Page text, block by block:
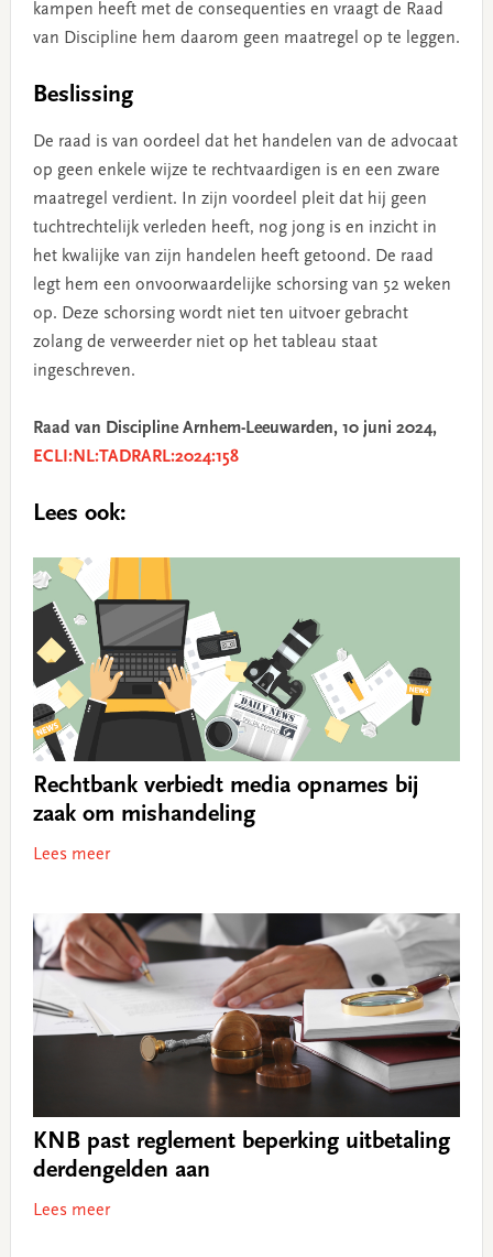
kampen heeft met de consequenties en vraagt de Raad
van Discipline hem daarom geen maatregel op te leggen.
Beslissing
De raad is van oordeel dat het handelen van de advocaat
op geen enkele wijze te rechtvaardigen is en een zware
maatregel verdient. In zijn voordeel pleit dat hij geen
tuchtrechtelijk verleden heeft, nog jong is en inzicht in
het kwalijke van zijn handelen heeft getoond. De raad
legt hem een onvoorwaardelijke schorsing van 52 weken
op. Deze schorsing wordt niet ten uitvoer gebracht
zolang de verweerder niet op het tableau staat
ingeschreven.
Raad van Discipline Arnhem-Leeuwarden, 10 juni 2024,
ECLI:NL:TADRARL:2024:158
Lees ook:
Rechtbank verbiedt media opnames bij
zaak om mishandeling
Lees meer
KNB past reglement beperking uitbetaling
derdengelden aan
Lees meer